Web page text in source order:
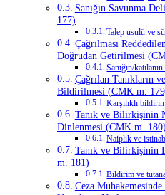
Sanığın Savunma
177)
Talep usulü ve
Çağrılması
Doğrudan Getirilmesi
Sanığın/
Çağrılan
Bildirilmesi (CMK m.
Karşılıklı
Tanık ve Bilirkişinin
Dinlenmesi (CMK m. 180)
Naiplik ve
Tanık ve Bilirkişinin
m. 181)
Bildirim ve
Ceza